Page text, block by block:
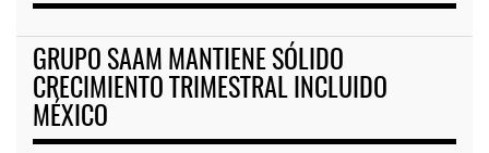
GRUPO SAAM MANTIENE SÓLIDO
CRECIMIENTO TRIMESTRAL INCLUIDO
MÉXICO